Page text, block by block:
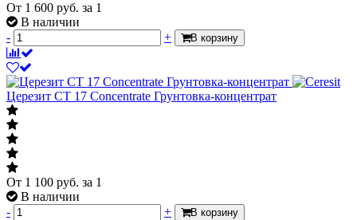
От 1 600 руб. за 1
В наличии
-
+ В корзину
Церезит СТ 17 Concentrate Грунтовка-концентрат
От 1 100 руб. за 1
В наличии
-
+ В корзину